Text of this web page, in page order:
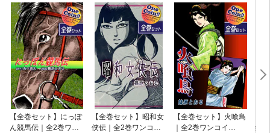
【全巻セット】にっぽ
ん競馬伝｜全2巻ワン
【全巻セット】昭和女
侠伝｜全2巻ワンコイ
【全巻セット】火喰鳥
｜全2巻ワンコイ
鑑